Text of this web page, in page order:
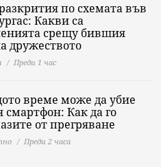
по схемата във
Какви са
срещу бившия
дружеството
Преди 1 час
време може да убие
Как да го
от прегряване
Преди 2 часа